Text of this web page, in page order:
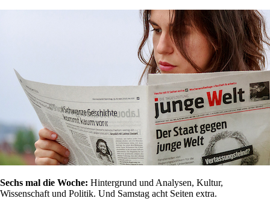
Sechs mal die Woche: Hintergrund und Analysen, Kultur,
Wissenschaft und Politik. Und Samstag acht Seiten extra.